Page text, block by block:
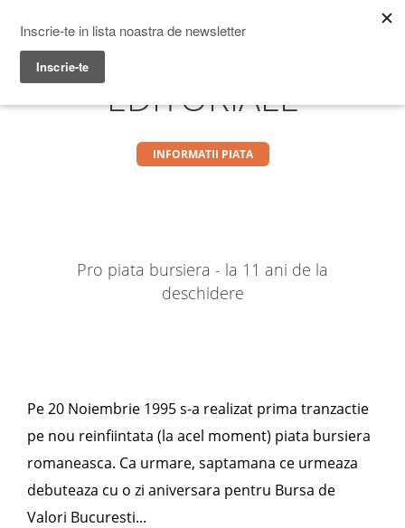
Menu
Prime Transaction
EDITORIALE
INFORMATII PIATA
Pro piata bursiera - la 11 ani de la
deschidere
Pe 20 Noiembrie 1995 s-a realizat prima tranzactie
pe nou reinfiintata (la acel moment) piata bursiera
romaneasca. Ca urmare, saptamana ce urmeaza
debuteaza cu o zi aniversara pentru Bursa de
Valori Bucuresti...